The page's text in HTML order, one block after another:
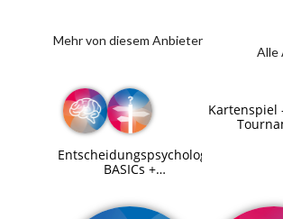
Mehr von diesem Anbieter
Alle
Entscheidungspsychologie
BASICs +
Kartenspiel